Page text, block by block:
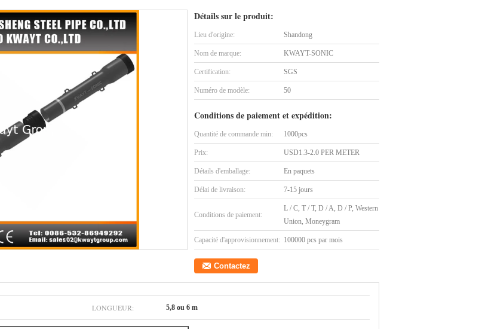
Détails sur le produit:
Lieu d'origine: Shandong
Nom de marque: KWAYT-SONIC
Certification: SGS
Numéro de modèle: 50
Conditions de paiement et expédition:
Quantité de commande min: 1000pcs
Prix: USD1.3-2.0 PER METER
Détails d'emballage: En paquets
Délai de livraison: 7-15 jours
Conditions de paiement:
L / C, T / T, D / A, D / P, Western
Union, Moneygram
Capacité d'approvisionnement: 100000 pcs par mois
Contactez
LONGUEUR: 5,8 ou 6 m